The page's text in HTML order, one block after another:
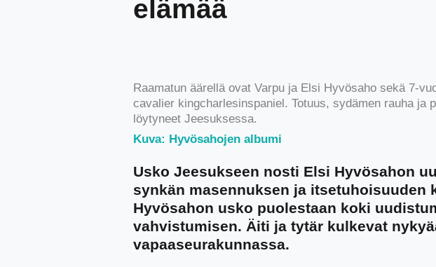
elämää
Raamatun äärellä ovat Varpu ja Elsi Hyvösaho sekä 7-
cavalier kingcharlesinspaniel. Totuus, sydämen rauha ja
löytyneet Jeesuksessa.
Kuva: Hyvösahojen albumi
Usko Jeesukseen nosti Elsi Hyvösahon
synkän masennuksen ja itsetuhoisuuden
Hyvösahon usko puolestaan koki
vahvistumisen. Äiti ja tytär kulkevat
vapaaseurakunnassa.